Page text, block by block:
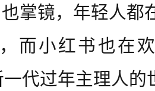
掌镜，年轻人都
而小红书也在
代过年主理人的